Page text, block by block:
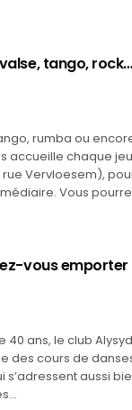
tango,
rumba ou
accueille chaque
Vervloesem),
Vous
vous
40 ans, le club
des cours de
s’adressent aussi